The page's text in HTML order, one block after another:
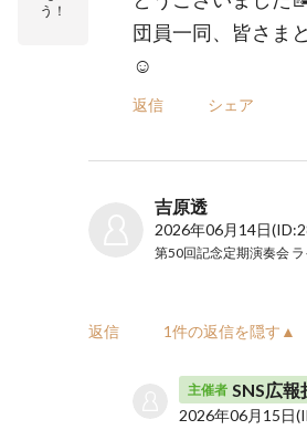
う！
団員一同、皆さま
☺️
返信 シェア
吉原透
2026年06月14日
返信 1件の返信を隠す▲
主催者 SNS広報
2026年06月15日